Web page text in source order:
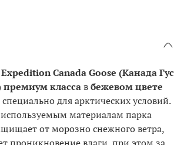
Canada Goose (Канада Гус
классавбежевом цвете
для арктических условий.
используемым материалам парка
от морозно снежного ветра,